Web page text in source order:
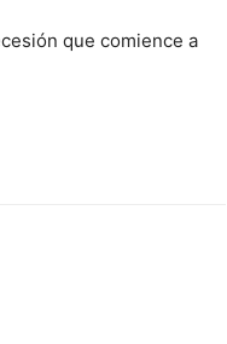
que comience a